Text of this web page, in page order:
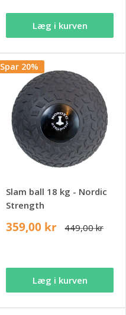
Læg i kurven
Spar 20%
Slam ball 18 kg - Nordic
Strength
359,00 kr 449,00 kr
Læg i kurven